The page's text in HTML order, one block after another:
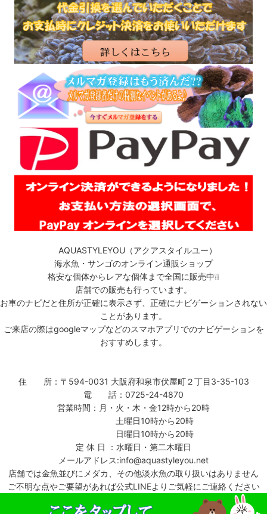
AQUASTYLEYOU（アクアスタイルユー）
海水魚・サンゴのオンライン通販ショップ
格安な個体からレアな個体まで全国に販売中❕❕
店舗での販売も行っています。
お車のナビだと住所が正確に表示さず、正確にナビゲーションされない
ことがあります。
ご来店の際はgoogleマップなどのスマホアプリでのナビゲーションを
おすすめします。
住 所：〒594-0031 大阪府和泉市伏屋町２丁目3-35-103
電 話：0725-24-4870
営業時間：月・火・木・金12時から20時
土曜日10時から20時
日曜日10時から20時
定 休 日 ：水曜日・第二木曜日
メールアドレス:info@aquastyleyou.net
店舗では金魚並びにメダカ、その他淡水魚の取り扱いはありません
ご不明な点やご要望があれば公式LINEよりご気軽にご連絡ください